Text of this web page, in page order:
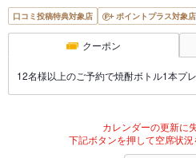
口コミ投稿特典対象店 ポイントプラス対象店
クーポン
12名様以上のご予約で焼酎ボトル1本プ
カレンダーの更新に
下記ボタンを押して空席状況